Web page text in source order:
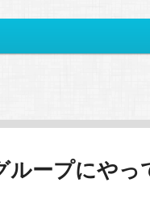
ループにやっ